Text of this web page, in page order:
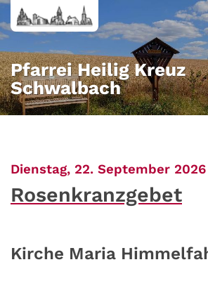
Zum Inhalt springen
Pfarrei Heilig Kreuz
Schwalbach
Dienstag, 22. September 2026
Rosenkranzgebet
Kirche Maria